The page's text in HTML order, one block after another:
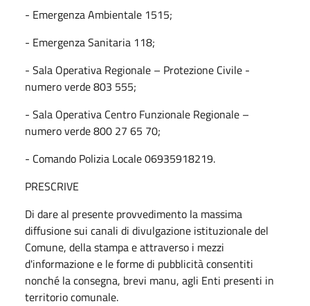
- Emergenza Ambientale 1515;
- Emergenza Sanitaria 118;
- Sala Operativa Regionale – Protezione Civile -
numero verde 803 555;
- Sala Operativa Centro Funzionale Regionale –
numero verde 800 27 65 70;
- Comando Polizia Locale 06935918219.
PRESCRIVE
Di dare al presente provvedimento la massima
diffusione sui canali di divulgazione istituzionale del
Comune, della stampa e attraverso i mezzi
d'informazione e le forme di pubblicità consentiti
nonché la consegna, brevi manu, agli Enti presenti in
territorio comunale.